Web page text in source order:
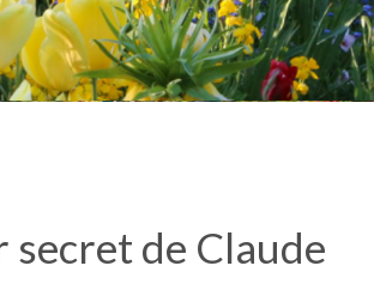
secret de Claude